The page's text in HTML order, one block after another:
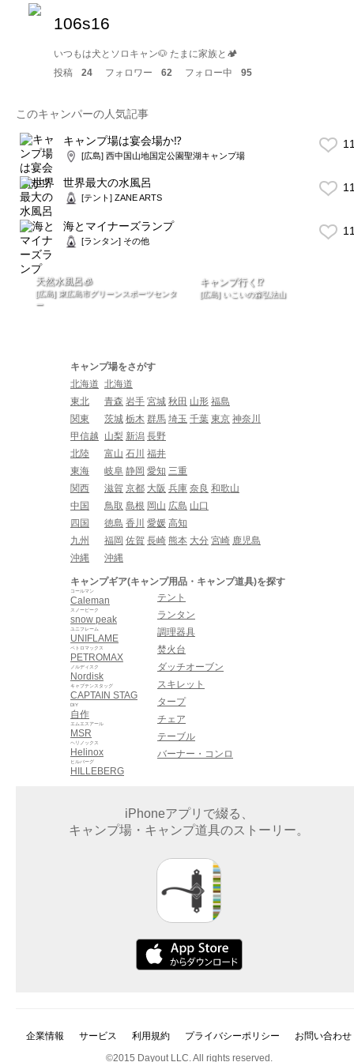
106s16
いつもは犬とソロキャン🐶 たまに家族と🏕
投稿
24 フォロワー 62 フォロー中 95
このキャンパーの人気記事
キャンプ場は宴会場か⁉️
[広島] 西中国山地国定公園聖湖キャンプ場
世界最大の水風呂
[テント] ZANE ARTS
海とマイナーズランプ
[ランタン] その他
天然水風呂🧊
[広島] 東広島市グリーンスポーツセンタ
ー
キャンプ行く⁉️
[広島] いこいの森弘法山
キャンプ場をさがす
北海道 北海道
東北
青森 岩手 宮城 秋田 山形 福島
関東
茨城 栃木 群馬 埼玉 千葉 東京 神奈川
甲信越
山梨 新潟 長野
北陸
富山 石川 福井
東海
岐阜 静岡 愛知 三重
関西
滋賀 京都 大阪 兵庫 奈良 和歌山
中国
鳥取 島根 岡山 広島 山口
四国
徳島 香川 愛媛 高知
九州
福岡 佐賀 長崎 熊本 大分 宮崎 鹿児島
沖縄
沖縄
キャンプギア(キャンプ用品・キャンプ道具)を探す
Caleman
コールマン
snow peak
スノーピーク
UNIFLAME
ユニフレーム
PETROMAX
ペトロマックス
Nordisk
ノルディスク
CAPTAIN STAG
キャプテンスタッグ
自作
DIY
MSR
エムエスアール
Helinox
ヘリノックス
HILLEBERG
ヒルバーグ
テント
ランタン
調理器具
焚火台
ダッチオーブン
スキレット
タープ
チェア
テーブル
バーナー・コンロ
iPhoneアプリで綴る、
キャンプ場・キャンプ道具のストーリー。
企業情報 サービス 利用規約 プライバシーポリシー
お問い合わせ
©2015 Dayout LLC. All rights reserved.